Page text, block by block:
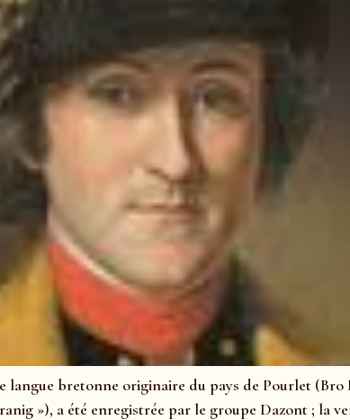
bretonne originaire du pays de Pourlet
»), a été enregistrée par le groupe Dazont ; la